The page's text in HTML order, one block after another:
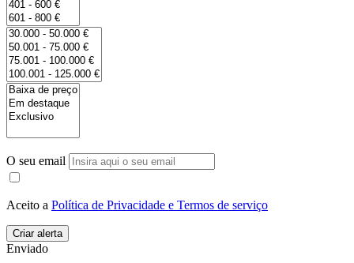
O seu email
Aceito a Política de Privacidade e Termos de serviço
Enviado